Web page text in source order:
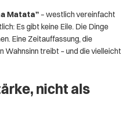
Matata” – westlich vereinfacht
Es gibt keine Eile. Die Dinge
Eine Zeitauffassung, die
Wahnsinn treibt – und die vielleicht
nicht als